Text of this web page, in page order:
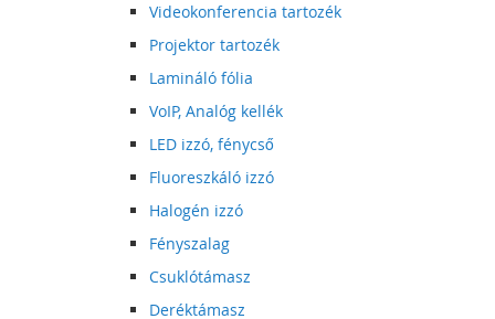
Videokonferencia tartozék
Projektor tartozék
Lamináló fólia
VoIP, Analóg kellék
LED izzó, fénycső
Fluoreszkáló izzó
Halogén izzó
Fényszalag
Csuklótámasz
Deréktámasz